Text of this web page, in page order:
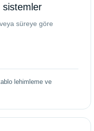
sistemler
süreye göre
lehimleme ve